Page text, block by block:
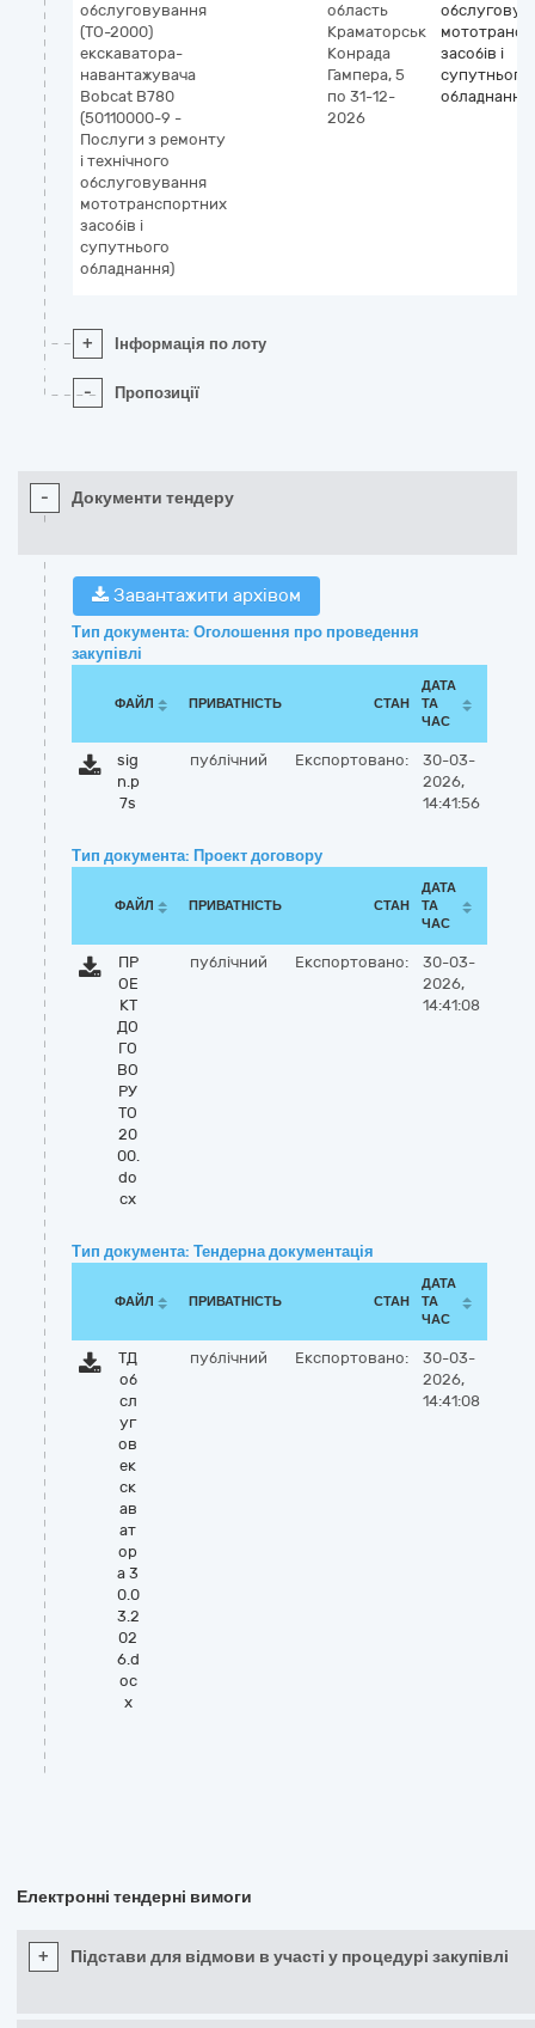
обслуговування
(ТО-2000)
екскаватора-
навантажувача
Bobcat B780
(50110000-9 -
Послуги з ремонту
і технічного
обслуговування
мототранспортних
засобів і
супутнього
обладнання)
область
Краматорськ
Конрада
Гампера, 5
по 31-12-
2026
засобів і
супутнього
обладнання
+ Інформація по лоту
- Пропозиції
- Документи тендеру
Завантажити архівом
Тип документа: Оголошення про проведення
закупівлі
ФАЙЛ ПРИВАТНІСТЬ СТАН
ДАТА
ТА
ЧАС
sig
n.p
7s
публічний Експортовано:
30-03-
2026,
14:41:56
Тип документа: Проект договору
ФАЙЛ ПРИВАТНІСТЬ СТАН
ДАТА
ТА
ЧАС
ПР
ОЕ
КТ
ДО
ГО
ВО
РУ
ТО
20
00.
do
cx
публічний Експортовано:
30-03-
2026,
14:41:08
Тип документа: Тендерна документація
ФАЙЛ ПРИВАТНІСТЬ СТАН
ДАТА
ТА
ЧАС
ТД
об
сл
уг
ов
ек
ск
ав
ат
ор
а 3
0.0
3.2
02
6.d
oc
x
публічний Експортовано:
30-03-
2026,
14:41:08
Електронні тендерні вимоги
+ Підстави для відмови в участі у процедурі закупівлі